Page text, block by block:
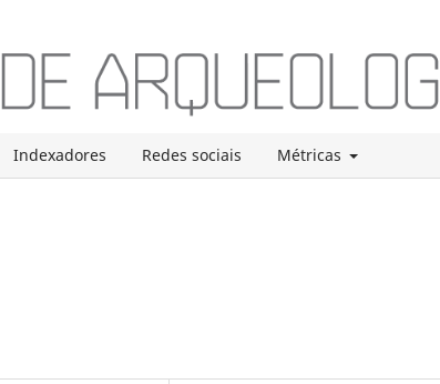
Indexadores Redes sociais Métricas